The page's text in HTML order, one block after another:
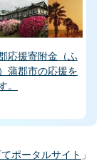
応援寄附金（ふ
蒲郡市の応援を
。
ポータルサイト 」